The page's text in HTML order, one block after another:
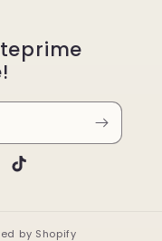
TikTok
by Shopify